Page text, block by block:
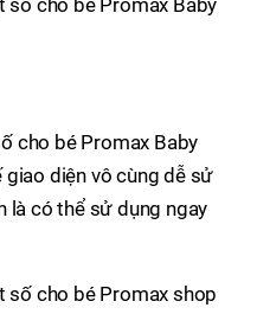
cho bé Promax Baby
diện vô cùng dễ sử
là có thể sử dụng ngay